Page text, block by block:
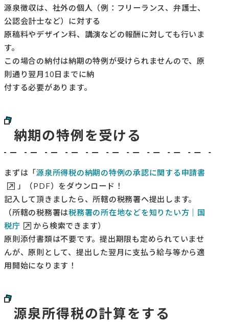
源泉徴収は、社外の個人（例：フリーランス、弁護士、
公認会計士など）に対する
原稿料やデザイン料、講演などの報酬に対しても行いま
す。
この場合の納付は納期の特例が受けられませんので、原
則通り翌月10日までに納
付する必要があります。
納期の特例を受ける
まずは「源泉所得税の納期の特例の承認に関する申請書
」（PDF）をダウンロード！
記入して頂きましたら、所轄の税務署へ提出します。
（所轄の税務署は税務署の所在地などを知りたい方｜国
税庁
から検索できます）
原則添付書類は不要です。提出期限も定められていませ
んが、原則として、提出した翌月に支払う給与等から適
用開始になります！
源泉所得税の計算をする